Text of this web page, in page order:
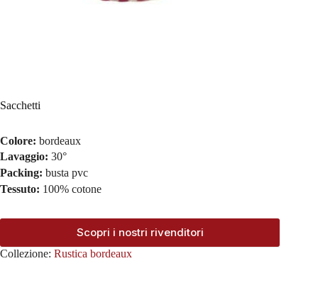
Sacchetti
Colore: bordeaux
Lavaggio: 30°
Packing: busta pvc
Tessuto: 100% cotone
Scopri i nostri rivenditori
Collezione: Rustica bordeaux